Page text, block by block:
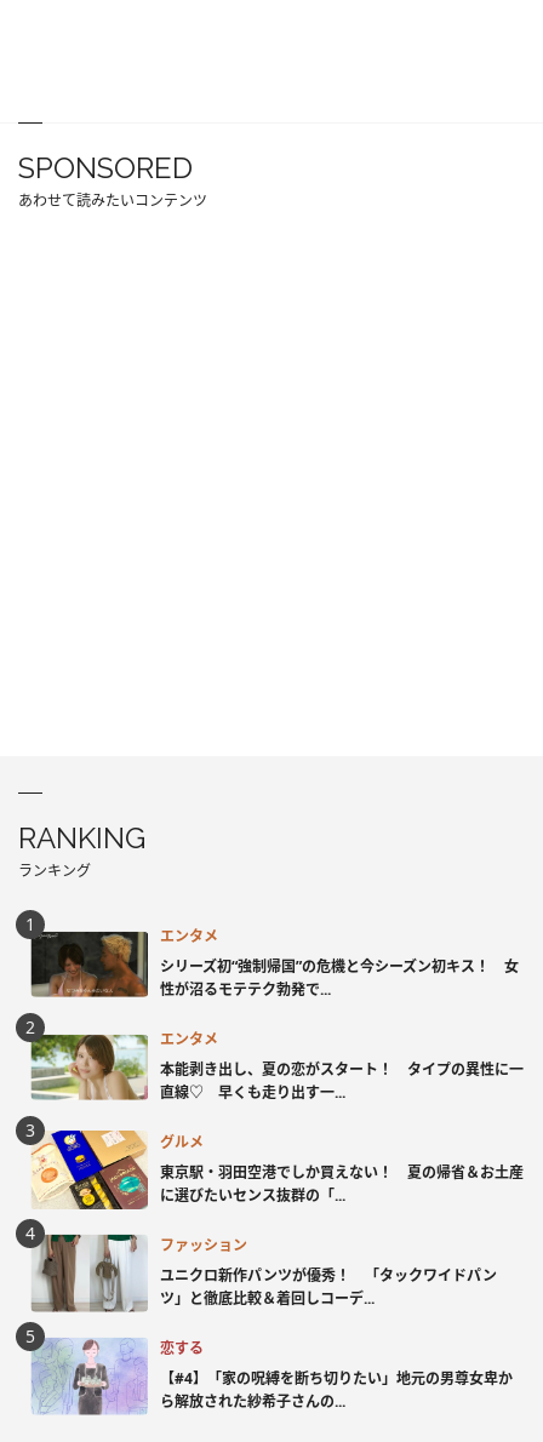
SPONSORED
あわせて読みたいコンテンツ
RANKING
ランキング
エンタメ
シリーズ初“強制帰国”の危機と今シーズン初キス！ 女
性が沼るモテテク勃発で...
エンタメ
本能剥き出し、夏の恋がスタート！ タイプの異性に一
直線♡ 早くも走り出す一...
グルメ
東京駅・羽田空港でしか買えない！ 夏の帰省＆お土産
に選びたいセンス抜群の「...
ファッション
ユニクロ新作パンツが優秀！ 「タックワイドパン
ツ」と徹底比較＆着回しコーデ...
恋する
【#4】「家の呪縛を断ち切りたい」地元の男尊女卑か
ら解放された紗希子さんの...